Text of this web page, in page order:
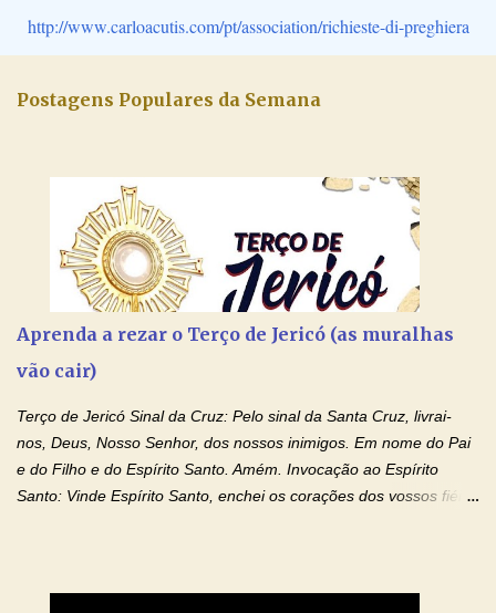
http://www.carloacutis.com/pt/association/richieste-di-preghiera
Postagens Populares da Semana
Aprenda a rezar o Terço de Jericó (as muralhas
vão cair)
Terço de Jericó Sinal da Cruz: Pelo sinal da Santa Cruz, livrai-
nos, Deus, Nosso Senhor, dos nossos inimigos. Em nome do Pai
e do Filho e do Espírito Santo. Amém. Invocação ao Espírito
Santo: Vinde Espírito Santo, enchei os corações dos vossos fiéis